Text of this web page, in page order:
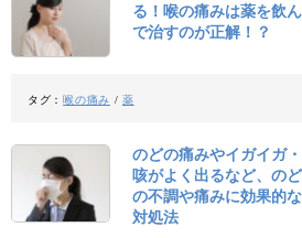
る！喉の痛みは薬を飲ん
で治すのが正解！？
タグ：喉の痛み /薬
のどの痛みやイガイガ・
咳がよく出るなど、のど
の不調や痛みに効果的な
対処法